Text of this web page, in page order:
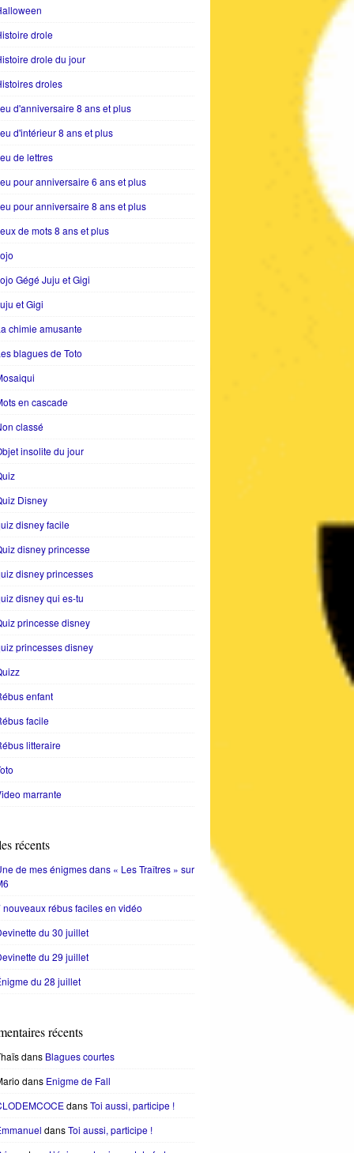
drole
drole du jour
droles
d'anniversaire 8 ans et plus
d'intérieur 8 ans et plus
de lettres
pour anniversaire 6 ans et plus
pour anniversaire 8 ans et plus
de mots 8 ans et plus
Gégé Juju et Gigi
et Gigi
chimie amusante
blagues de Toto
en cascade
classé
insolite du jour
Disney
disney facile
disney princesse
disney princesses
disney qui es-tu
princesse disney
princesses disney
enfant
facile
litteraire
marrante
récents
de mes énigmes dans « Les Traîtres » sur
nouveaux rébus faciles en vidéo
du 30 juillet
du 29 juillet
du 28 juillet
récents
dans Blagues courtes
dans Enigme de Fall
dansToi aussi, participe !
dansToi aussi, participe !